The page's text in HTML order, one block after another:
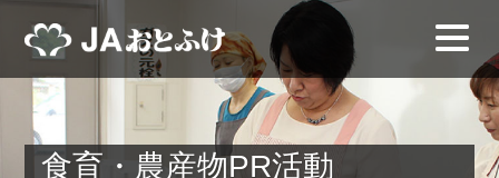
食育・農産物PR活動